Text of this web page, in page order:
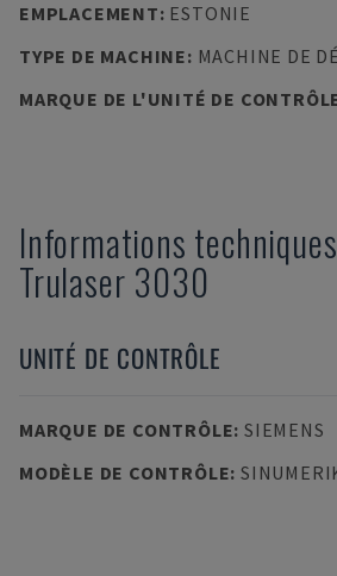
EMPLACEMENT: ESTONIE
TYPE DE MACHINE: MACHINE DE
MARQUE DE L'UNITÉ DE
Informations techniques
Trulaser 3030
UNITÉ DE CONTRÔLE
MARQUE DE CONTRÔLE: SIEMENS
MODÈLE DE CONTRÔLE: